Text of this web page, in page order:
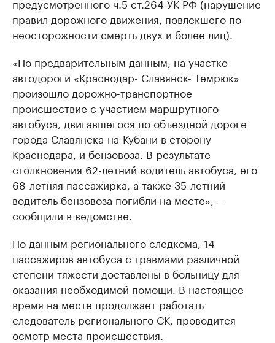
правил дорожного движения, повлекшего по
неосторожности смерть двух и более лиц).
«По предварительным данным, на участке
автодороги «Краснодар- Славянск- Темрюк»
произошло дорожно-транспортное
происшествие с участием маршрутного
автобуса, двигавшегося по объездной дороге
города Славянска-на-Кубани в сторону
Краснодара, и бензовоза. В результате
столкновения 62-летний водитель автобуса, его
68-летняя пассажирка, а также 35-летний
водитель бензовоза погибли на месте», —
сообщили в ведомстве.
По данным регионального следкома, 14
пассажиров автобуса с травмами различной
степени тяжести доставлены в больницу для
оказания необходимой помощи. В настоящее
время на месте продолжает работать
следователь регионального СК, проводится
осмотр места происшествия.